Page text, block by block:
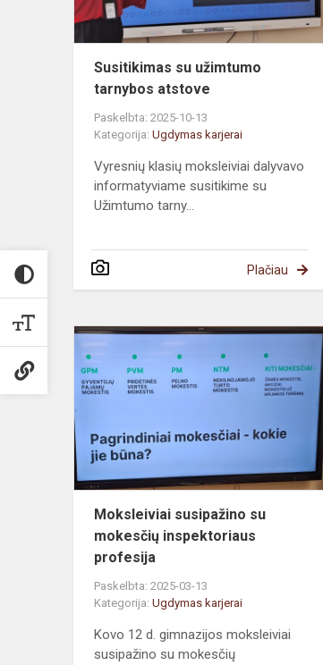
Susitikimas su užimtumo
tarnybos atstove
Paskelbta: 2025-10-13
Kategorija: Ugdymas karjerai
Vyresnių klasių moksleiviai dalyvavo
informatyviame susitikime su
Užimtumo tarny...
Plačiau
Moksleiviai susipažino su
mokesčių inspektoriaus
profesija
Paskelbta: 2025-03-13
Kategorija: Ugdymas karjerai
Kovo 12 d. gimnazijos moksleiviai
susipažino su mokesčių